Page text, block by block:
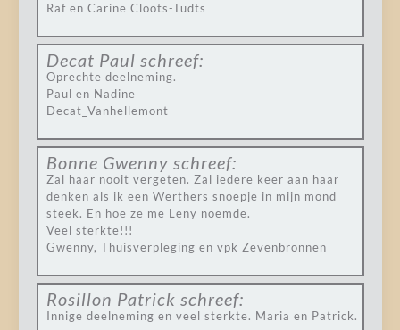
Raf en Carine Cloots-Tudts
Decat Paul schreef:
Oprechte deelneming.
Paul en Nadine
Decat_Vanhellemont
Bonne Gwenny schreef:
Zal haar nooit vergeten. Zal iedere keer aan haar
denken als ik een Werthers snoepje in mijn mond
steek. En hoe ze me Leny noemde.
Veel sterkte!!!
Gwenny, Thuisverpleging en vpk Zevenbronnen
Rosillon Patrick schreef:
Innige deelneming en veel sterkte. Maria en Patrick.